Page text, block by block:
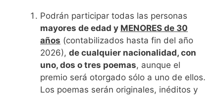
Podrán participar todas las personas
mayores de edad y MENORES de 30
años (contabilizados hasta fin del año
2026), de cualquier nacionalidad, con
uno, dos o tres poemas, aunque el
premio será otorgado sólo a uno de ellos.
Los poemas serán originales, inéditos y